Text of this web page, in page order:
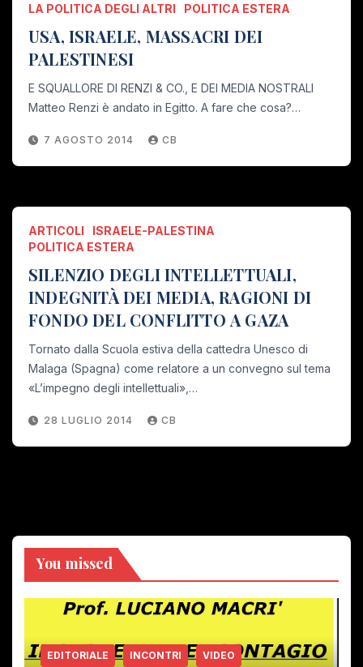
LA POLITICA DEGLI ALTRI
POLITICA ESTERA
USA, ISRAELE, MASSACRI DEI
PALESTINESI
E SQUALLORE DI RENZI & CO., E DEI MEDIA NOSTRALI
Matteo Renzi è andato in Egitto. A fare che cosa?…
7 AGOSTO 2014 CB
ARTICOLI
ISRAELE-PALESTINA
POLITICA ESTERA
SILENZIO DEGLI INTELLETTUALI,
INDEGNITÀ DEI MEDIA, RAGIONI DI
FONDO DEL CONFLITTO A GAZA
Tornato dalla Scuola estiva della cattedra Unesco di
Malaga (Spagna) come relatore a un convegno sul tema
«L’impegno degli intellettuali»,…
28 LUGLIO 2014 CB
You missed
EDITORIALE INCONTRI VIDEO